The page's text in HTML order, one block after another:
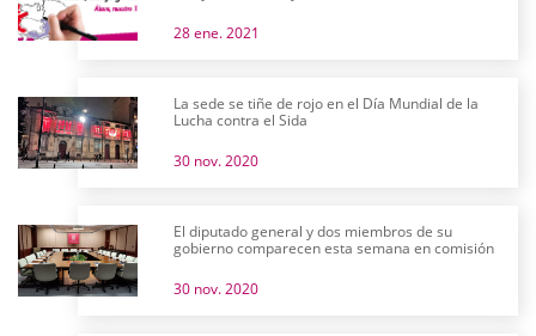
28 ene. 2021
La sede se tiñe de rojo en el Día Mundial de la
Lucha contra el Sida
30 nov. 2020
El diputado general y dos miembros de su
gobierno comparecen esta semana en comisión
30 nov. 2020